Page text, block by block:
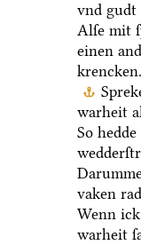
vnd gudt
Alſe mit
einen
krencken.
warheit
So
vaken
Wenn
warheit